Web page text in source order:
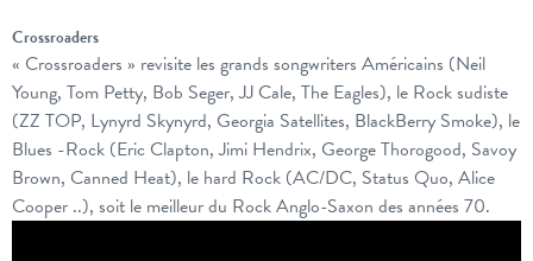
Crossroaders
« Crossroaders » revisite les grands songwriters Américains (Neil
Young, Tom Petty, Bob Seger, JJ Cale, The Eagles), le Rock sudiste
(ZZ TOP, Lynyrd Skynyrd, Georgia Satellites, BlackBerry Smoke), le
Blues -Rock (Eric Clapton, Jimi Hendrix, George Thorogood, Savoy
Brown, Canned Heat), le hard Rock (AC/DC, Status Quo, Alice
Cooper ..), soit le meilleur du Rock Anglo-Saxon des années 70.